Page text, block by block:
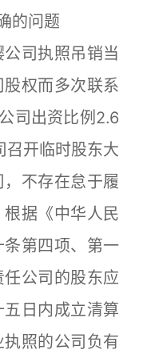
的问题
司执照吊销当
权而多次联系
司出资比例2.6
召开临时股东大
不存在怠于履
据《中华人民
第四项、第一
公司的股东应
日内成立清算
照的公司负有